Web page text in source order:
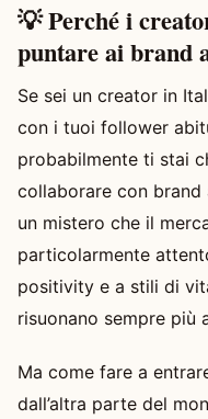
💡 Perché i
puntare ai brand
Se sei un creator in
con i tuoi follower
probabilmente ti stai
collaborare con brand
un mistero che il
particolarmente
positivity e a stili di
risuonano sempre più
Ma come fare a
dall’altra parte del